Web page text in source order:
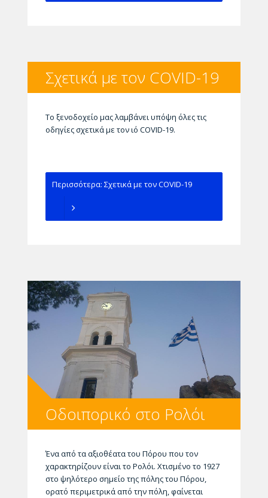
Σχετικά με τον COVID-19
Το ξενοδοχείο μας λαμβάνει υπόψη όλες τις
οδηγίες σχετικά με τον ιό COVID-19.
Περισσότερα: Σχετικά με τον COVID-19
Οδοιπορικό στο Ρολόι
Ένα από τα αξιοθέατα του Πόρου που τον
χαρακτηρίζουν είναι το Ρολόι. Χτισμένο το 1927
στο ψηλότερο σημείο της πόλης του Πόρου,
ορατό περιμετρικά από την πόλη, φαίνεται